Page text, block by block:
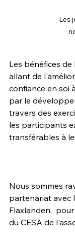
Les
Les bénéfices
allant de
confiance en soi
par le
travers des
les participants
transférables à
Nous sommes
partenariat avec
Flaxlanden,
du CESA de